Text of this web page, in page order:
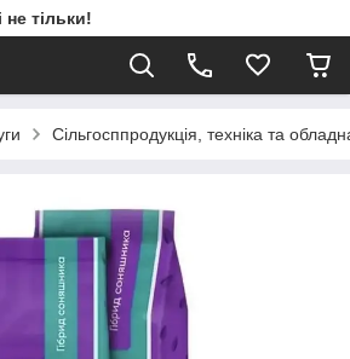
не тільки!
Сільгосппродукція, техніка та